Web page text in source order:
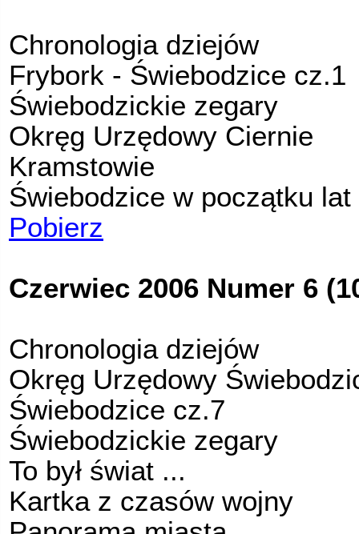
Chronologia dziejów
Frybork - Świebodzice cz.1
Świebodzickie zegary
Okręg Urzędowy Ciernie
Kramstowie
Świebodzice w początku
Pobierz
Czerwiec 2006 Numer 6
Chronologia dziejów
Okręg Urzędowy
Świebodzice cz.7
Świebodzickie zegary
To był świat ...
Kartka z czasów wojny